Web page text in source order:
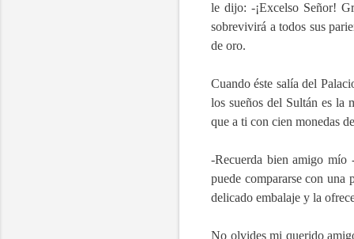
le dijo: -¡Excelso Señor!
sobrevivirá a todos sus
de oro.
Cuando éste salía del
los sueños del Sultán es la
que a ti con cien monedas
-Recuerda bien amigo mío
puede compararse con una
delicado embalaje y la
No olvides mi querido